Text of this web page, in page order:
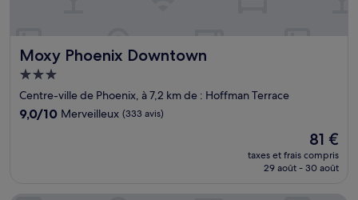
Moxy Phoenix Downtown
Moxy Phoenix Downtown
Hébergement
3.0 étoiles
Centre-ville de Phoenix, à 7,2 km de : Hoffman Terrace
9.0
9,0/10 Merveilleux (333 avis)
Le
nouveau
prix
81 €
taxes et frais compris
29 août - 30 août